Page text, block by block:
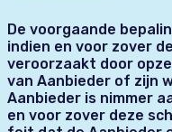
De voorgaande
indien en voor zover
veroorzaakt door
van Aanbieder of zijn
Aanbieder is nimmer
en voor zover deze